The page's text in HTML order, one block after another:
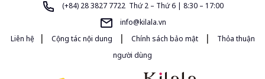
(+84) 28 3827 7722 Thứ 2 – Thứ 6 | 8:30 – 17:00
info@kilala.vn
Liên hệ
| Cộng tác nội dung | Chính sách bảo mật |
Thỏa thuận
người dùng